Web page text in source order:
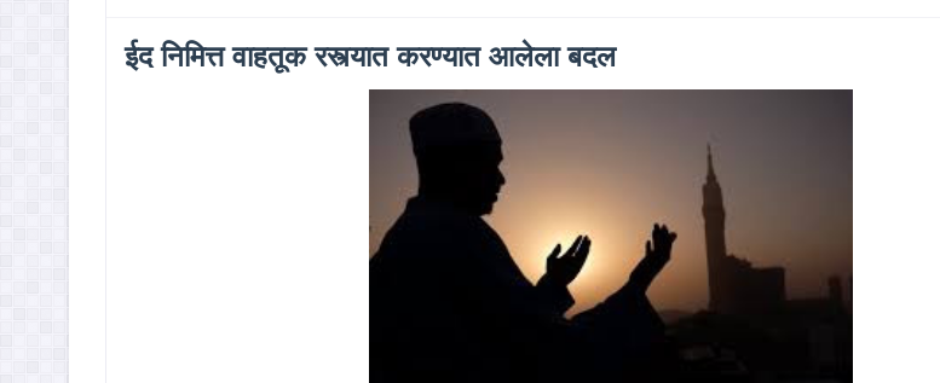
ईद निमित्त वाहतूक रस्त्यात करण्यात आलेला बदल